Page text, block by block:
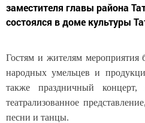
заместителя главы района
состоялся в доме культуры
Гостям и жителям мероприятия
народных умельцев и
также праздничный
театрализованное
песни и танцы.